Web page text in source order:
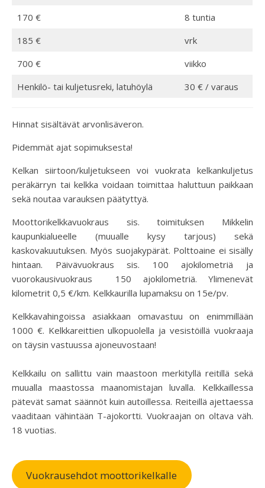
170 €
8 tuntia
185 €
vrk
700 €
viikko
Henkilö- tai kuljetusreki, latuhöylä
30 € / varaus
Hinnat sisältävät arvonlisäveron.
Pidemmät ajat sopimuksesta!
Kelkan siirtoon/kuljetukseen voi vuokrata kelkankuljetus
peräkärryn tai kelkka voidaan toimittaa haluttuun paikkaan
sekä noutaa varauksen päätyttyä.
Moottorikelkkavuokraus sis. toimituksen Mikkelin
kaupunkialueelle (muualle kysy tarjous) sekä
kaskovakuutuksen. Myös suojakypärät. Polttoaine ei sisälly
hintaan. Päivävuokraus sis. 100 ajokilometriä ja
vuorokausivuokraus 150 ajokilometriä. Ylimenevät
kilometrit 0,5 €/km. Kelkkaurilla lupamaksu on 15e/pv.
Kelkkavahingoissa asiakkaan omavastuu on enimmillään
1000 €. Kelkkareittien ulkopuolella ja vesistöillä vuokraaja
on täysin vastuussa ajoneuvostaan!
Kelkkailu on sallittu vain maastoon merkityllä reitillä sekä
muualla maastossa maanomistajan luvalla. Kelkkaillessa
pätevät samat säännöt kuin autoillessa. Reiteillä ajettaessa
vaaditaan vähintään T-ajokortti. Vuokraajan on oltava väh.
18 vuotias.
Vuokrausehdot moottorikelkalle